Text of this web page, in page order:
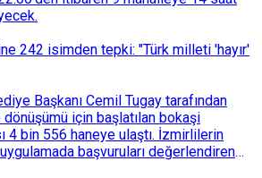
242 isimden tepki: "Türk milleti 'hayır'
Başkanı Cemil Tugay tarafından
dönüşümü için başlatılan bokaşi
4 bin 556 haneye ulaştı. İzmirlilerin
başvuruları değerlendiren
Başkanlığı, farklı ilçelerde toplam